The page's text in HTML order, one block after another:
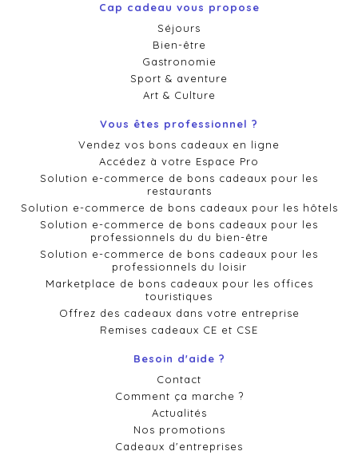
Cap cadeau vous propose
Séjours
Bien-être
Gastronomie
Sport & aventure
Art & Culture
Vous êtes professionnel ?
Vendez vos bons cadeaux en ligne
Accédez à votre Espace Pro
Solution e-commerce de bons cadeaux pour les
restaurants
Solution e-commerce de bons cadeaux pour les hôtels
Solution e-commerce de bons cadeaux pour les
professionnels du du bien-être
Solution e-commerce de bons cadeaux pour les
professionnels du loisir
Marketplace de bons cadeaux pour les offices
touristiques
Offrez des cadeaux dans votre entreprise
Remises cadeaux CE et CSE
Besoin d'aide ?
Contact
Comment ça marche ?
Actualités
Nos promotions
Cadeaux d'entreprises